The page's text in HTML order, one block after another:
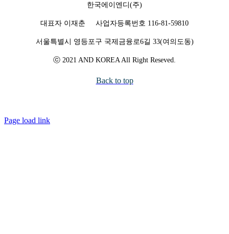
한국에이엔디(주)
대표자 이재춘 사업자등록번호 116-81-59810
서울특별시 영등포구 국제금융로6길 33(여의도동)
ⓒ 2021 AND KOREA All Right Reseved.
Back to top
Page load link